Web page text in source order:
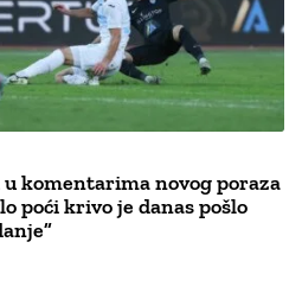
komentarima novog poraza
poći krivo je danas pošlo